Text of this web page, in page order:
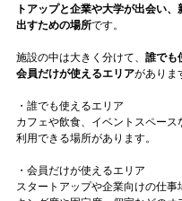
トアップと企業や大学が出会い
出すための場所です。
施設の中は大きく分けて、 誰でも
会員だけが使えるエリアがありま
・誰でも使えるエリア
カフェや飲食、イベントスペース
利用できる場所があります。
・会員だけが使えるエリア
スタートアップや企業向けの仕事